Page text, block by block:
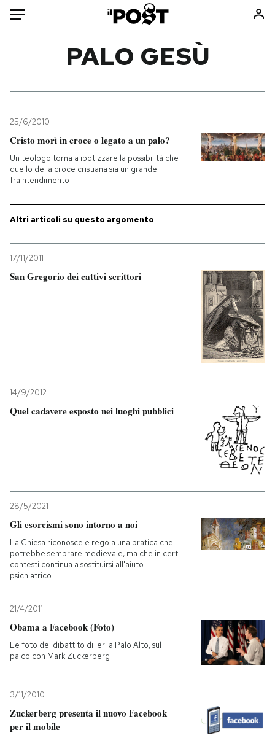
Mondo
Politica
Tecnologia
Internet
Sport
Consumismi
Storie/Idee
Ok Boomer!
Mondiali calcio 2026
I MIEI PREFERITI
AREA PERSONALE
Entra
PALO GESÙ
25/6/2010
Cristo morì in croce o legato a un palo?
Un teologo torna a ipotizzare la possibilità che
quello della croce cristiana sia un grande
fraintendimento
Altri articoli su questo argomento
17/11/2011
San Gregorio dei cattivi scrittori
14/9/2012
Quel cadavere esposto nei luoghi pubblici
28/5/2021
Gli esorcismi sono intorno a noi
La Chiesa riconosce e regola una pratica che
potrebbe sembrare medievale, ma che in certi
contesti continua a sostituirsi all'aiuto
psichiatrico
21/4/2011
Obama a Facebook (Foto)
Le foto del dibattito di ieri a Palo Alto, sul
palco con Mark Zuckerberg
3/11/2010
Zuckerberg presenta il nuovo Facebook
per il mobile